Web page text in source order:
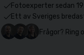
Fotoexperter sedan
Ett av Sveriges
Frågor? Ring